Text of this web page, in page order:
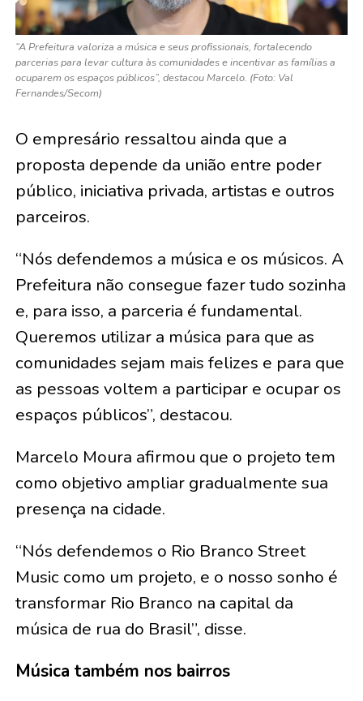
“A Prefeitura valoriza a música e seus profissionais, fortalecendo
parcerias para levar cultura às comunidades e incentivar as famílias a
ocuparem os espaços públicos”, destacou Marcelo. (Foto: Val
Fernandes/Secom)
O empresário ressaltou ainda que a
proposta depende da união entre poder
público, iniciativa privada, artistas e outros
parceiros.
“Nós defendemos a música e os músicos. A
Prefeitura não consegue fazer tudo sozinha
e, para isso, a parceria é fundamental.
Queremos utilizar a música para que as
comunidades sejam mais felizes e para que
as pessoas voltem a participar e ocupar os
espaços públicos”, destacou.
Marcelo Moura afirmou que o projeto tem
como objetivo ampliar gradualmente sua
presença na cidade.
“Nós defendemos o Rio Branco Street
Music como um projeto, e o nosso sonho é
transformar Rio Branco na capital da
música de rua do Brasil”, disse.
Música também nos bairros